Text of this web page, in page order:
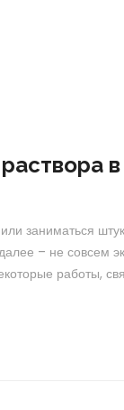
заниматься
– не совсем
работы,